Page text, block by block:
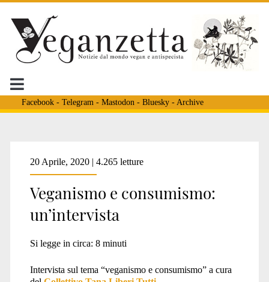
Facebook- Telegram - Mastodon - Bluesky- Archive
Tag:
<span>capitalismo
vegano</span>
20 Aprile, 2020 | 4.265 letture
Veganismo e consumismo:
un’intervista
Si legge in circa: 8 minuti
Intervista sul tema “veganismo e consumismo” a cura